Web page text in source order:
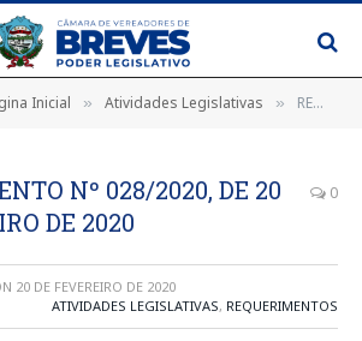
Inicial » Atividades Legislativas » REQUERIMENTO Nº 028/2020, DE 20 DE FEVEREIRO DE 2020
Nº 028/2020, DE 20
DE 2020
0
20 DE FEVEREIRO DE 2020
ATIVIDADES LEGISLATIVAS, REQUERIMENTOS